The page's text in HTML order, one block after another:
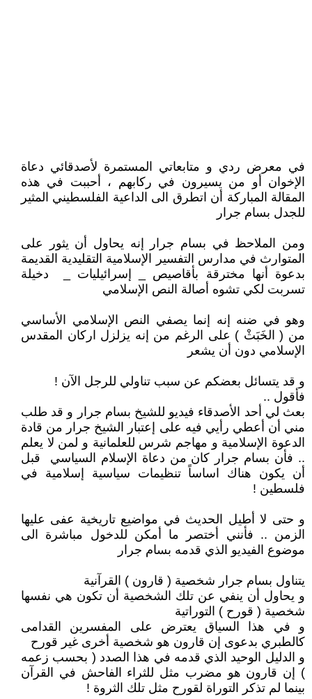
في معرض ردي و متابعاتي المستمرة لأصدقائي دعاة
الإخوان أو من يسيرون في ركابهم ، أحببت في هذه
المقالة المباركة أن اتطرق الى الداعية الفلسطيني المثير
للجدل بسام جرار
ومن الملاحظ في بسام جرار إنه يحاول أن يثور على
المتوارث في مدارس التفسير الإسلامية التقليدية القديمة
بدعوة أنها مخترقة بأقاصيص _ إسرائيليات _ دخيلة
تسربت لكي تشوه أصالة النص الإسلامي
وهو في ضنه إنه إنما يصفي النص الإسلامي الأساسي
من ( الخَبَثْ ) على الرغم من إنه يزلزل اركان المقدس
الإسلامي دون أن يشعر
و قد يتسائل بعضكم عن سبب تناولي للرجل الآن !
فأقول ..
بعث لي أحد الأصدقاء فيديو للشيخ بسام جرار و قد طلب
مني أن أعطي رأيي فيه على إعتبار الشيخ جرار من قادة
الدعوة الإسلامية و مهاجم شرس للعلمانية و لمن لا يعلم
.. فأن بسام جرار كان من دعاة الإسلام السياسي قبل
أن يكون هناك اساساً تنظيمات سياسية إسلامية في
فلسطين !
و حتى لا أطيل الحديث في مواضيع تاريخية عفى عليها
الزمن .. فأنني أختصر ما أمكن للدخول مباشرة الى
موضوع الفيديو الذي قدمه بسام جرار
يتناول بسام جرار شخصية ( قارون ) القرآنية
و يحاول أن ينفي عن تلك الشخصية أن تكون هي نفسها
شخصية ( قورح ) التوراتية
و في هذا السياق يعترض على المفسرين القدامى
كالطبري بدعوى إن قارون هو شخصية أخرى غير قورح
و الدليل الوحيد الذي قدمه في هذا الصدد ( بحسب زعمه
) إن قارون هو مضرب مثل للثراء الفاحش في القرآن
بينما لم تذكر التوراة لقورح مثل تلك الثروة !